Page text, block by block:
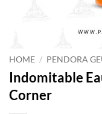
HOME / PENDORA
Indomitable
Corner